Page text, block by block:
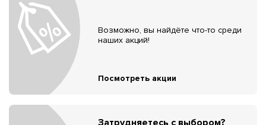
Возможно, вы найдёте что-то среди
наших акций!
Посмотреть акции
Затрудняетесь с выбором?